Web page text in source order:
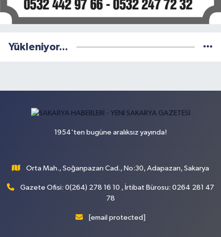
Yükleniyor...
1954'ten bugüne aralıksız yayında!
Orta Mah., Soğanpazarı Cad., No:30, Adapazarı, Sakarya
Gazete Ofisi: 0(264) 278 16 10 , İrtibat Bürosu: 0264 281 47
78
[email protected]